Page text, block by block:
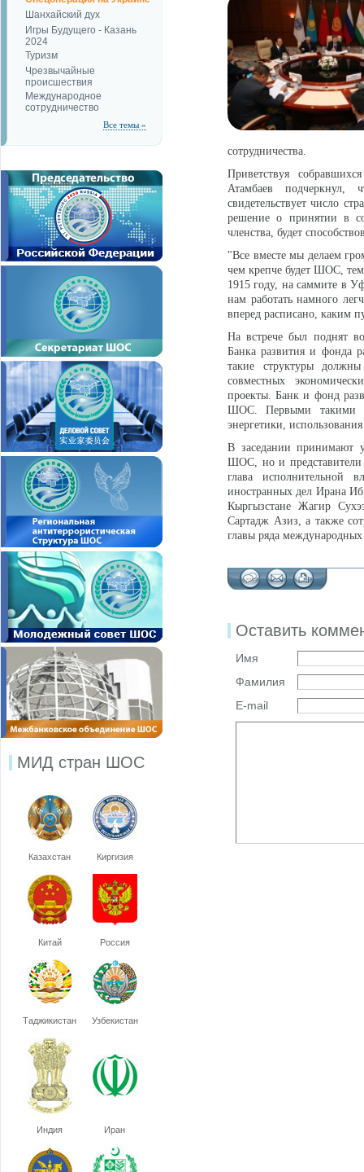
Шанхайский дух
Игры Будущего - Казань
2024
Туризм
Чрезвычайные
происшествия
Международное
сотрудничество
Все темы »
МИД стран ШОС
Казахстан Киргизия
Китай Россия
Таджикистан Узбекистан
Индия Иран
сотрудничества.
Приветствуя
Атамбаев подчеркнул,
свидетельствует число
решение о принятии в
членства, будет
"Все вместе мы делаем
чем крепче будет ШОС, тем
1915 году, на саммите в
нам работать намного
вперед расписано, каким
На встрече был поднят
Банка развития и фонда
такие структуры
совместных
проекты. Банк и фонд
ШОС. Первыми такими
энергетики,
В заседании принимают
ШОС, но и представители
глава исполнительной
иностранных дел Ирана
Кыргызстане Жагир
Сартадж Азиз, а также
главы ряда
Оставить
Имя
Фамилия
E-mail